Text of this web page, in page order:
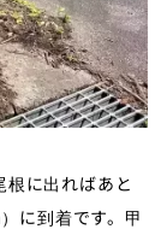
に出ればあと
に到着です。甲